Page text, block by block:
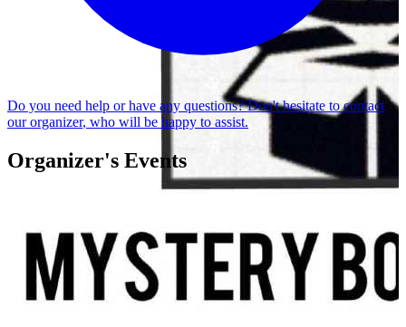
Do you need help or have any questions? Don't hesitate tocontact
our organizer, who will be happy to assist.
Organizer's Events
Hypnotic session
Mystery Box Society